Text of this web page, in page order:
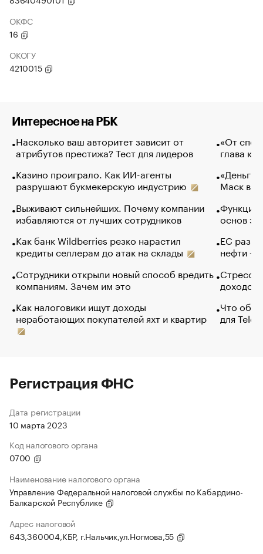
ОКФС
16
ОКОГУ
4210015
Интересное на РБК
Насколько ваш авторитет зависит от
атрибутов престижа? Тест для лидеров
Казино проиграло. Как ИИ-агенты
разрушают букмекерскую индустрию
Выживают сильнейших. Почему компании
избавляются от лучших сотрудников
Как банк Wildberries резко нарастил
кредиты селлерам до атак на склады
Сотрудники открыли новый способ вредить
компаниям. Зачем им это
Как налоговики ищут доходы
неработающих покупателей яхт и квартир
«От
глава
«Деньги
Маск в
Функции
основ
ЕС
нефти —
Стресс
доходов
Что
для
Регистрация ФНС
Дата регистрации
10 марта 2023
Код налогового органа
0700
Наименование налогового органа
Управление Федеральной налоговой службы по Кабардино-
Балкарской Республике
Адрес налоговой
643,360004,КБР, г.Нальчик,ул.Ногмова,55